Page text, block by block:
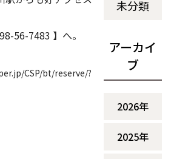
56-7483 】へ。
CSP/bt/reserve/?
未分類
アーカイ
ブ
2026年
2025年